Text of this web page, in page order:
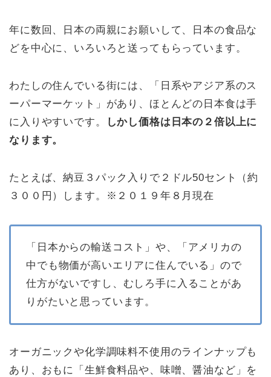
年に数回、日本の両親にお願いして、日本の食品な
どを中心に、いろいろと送ってもらっています。
わたしの住んでいる街には、「日系やアジア系のス
ーパーマーケット」があり、ほとんどの日本食は手
に入りやすいです。
しかし価格は日本の２倍以上に
なります。
たとえば、納豆３パック入りで２ドル50セント（約
３００円）します。※２０１９年８月現在
「日本からの輸送コスト」や、「アメリカの
中でも物価が高いエリアに住んでいる」ので
仕方がないですし、むしろ手に入ることがあ
りがたいと思っています。
オーガニックや化学調味料不使用のラインナップも
あり、おもに「生鮮食料品や、味噌、醤油など」を